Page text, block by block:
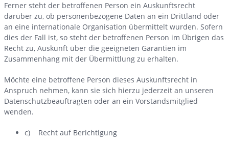
Ferner steht der betroffenen Person ein Auskunftsrecht
darüber zu, ob personenbezogene Daten an ein Drittland oder
an eine internationale Organisation übermittelt wurden. Sofern
dies der Fall ist, so steht der betroffenen Person im Übrigen das
Recht zu, Auskunft über die geeigneten Garantien im
Zusammenhang mit der Übermittlung zu erhalten.
Möchte eine betroffene Person dieses Auskunftsrecht in
Anspruch nehmen, kann sie sich hierzu jederzeit an unseren
Datenschutzbeauftragten oder an ein Vorstandsmitglied
wenden.
c) Recht auf Berichtigung